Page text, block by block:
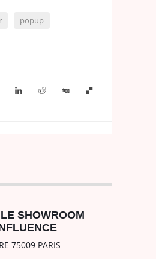
popup
SHOWROOM
75009 PARIS